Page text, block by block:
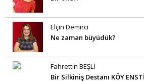
Elçin Demirci
Ne zaman büyüdük?
Fahrettin BEŞLİ
Bir Silkiniş Destanı KÖY